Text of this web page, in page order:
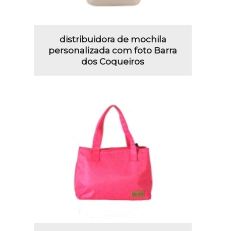
distribuidora de mochila
personalizada com foto Barra
dos Coqueiros